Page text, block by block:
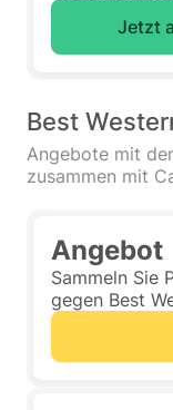
Jetzt
Best
Angebote mit
zusammen mit
Angebot
Sammeln Sie
gegen Best